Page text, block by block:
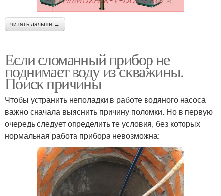
читать дальше →
Если сломанный прибор не
поднимает воду из скважины.
Поиск причины
Чтобы устранить неполадки в работе водяного насоса
важно сначала выяснить причину поломки. Но в первую
очередь следует определить те условия, без которых
нормальная работа прибора невозможна: